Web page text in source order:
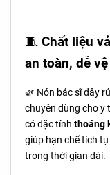
🧵 Chất liệu
an toàn, dễ
🌿 Nón bác sĩ dây
chuyên dùng cho y
có đặc tính thoáng
giúp hạn chế tích
trong thời gian dài.